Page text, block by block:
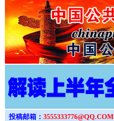
投稿邮箱： 3555333776@QQ.COM